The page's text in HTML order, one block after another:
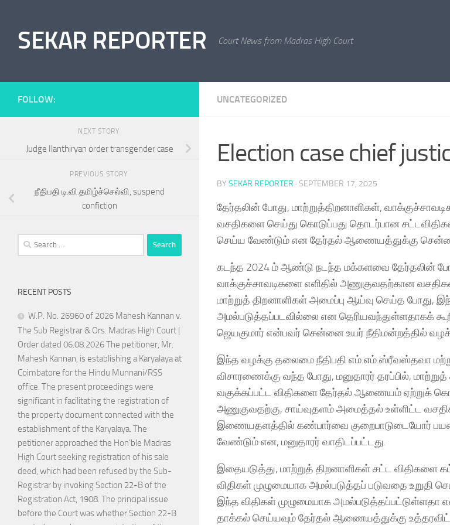
SEKAR REPORTER Court News from Madras High Court
UNCATEGORIZED
Election case chief
BY SEKAR REPORTER · SEPTEMBER 17, 2025
தேர்தலின் போது, மாற்றுத்திறனாளிகள்,
வசதிகளை செய்து கொடுப்பது தொடர்பான
செய்ய வேண்டும் என தேர்தல் ஆணையத்துக்கு சென்னை
கடந்த 2024 ம் ஆண்டு நடந்த மக்களவை தேர்தலின்
வாக்குச்சாவடிகளை எளிதில் அணுகுவதற்கான
மாற்றுத் திறனாளிகள் அமைப்பு ஆய்வு செய்த போது,
அமல்படுத்தப்படவில்லை என தெரியவந்துள்ளதாகக்
ஜெயகுமார் என்பவர் சென்னை உயர் நீதிமன்றத்தில்
இந்த வழக்கு தலைமை நீதிபதி எம்.எம்.ஸ்ரீவஸ்தவா
விசாரணைக்கு வந்த போது, மனுதாரர் தரப்பில்,
வகுக்கப்பட்ட விதிகளை தேர்தல் ஆணையம் ஏற்றுக்
அணுகுவதற்கு, சாய்வுதளம் அமைத்தல் உள்ளிட்ட
இணையதளத்தில் கண்பார்வை குறைபாடுடையோர்
வேண்டும் என, மனுதாரர் வாதிடப்பட்டது.
இதையடுத்து, மாற்றுத் திறனாளிகள் சட்ட
விதிகள் முழுமையாக அமல்படுத்தப் படுவதை உறுதி
இந்த விதிகள் முழுமையாக அமல்படுத்தப்பட்டுள்ளதா
தாக்கல் செய்யவும் தேர்தல் ஆணையத்துக்கு
FOLLOW:
NEXT STORY
Judge Ilanthiryan order transgender case
PREVIOUS STORY
நீதிபதி டி.வி.தமிழ்ச்செல்வி, suspend
confiction
Search
for:
RECENT POSTS
W.P. No. 26960 of 2026 Mahesh Kannan v.
The Sub Registrar & Ors. Madras High Court |
Order dated 06.08.2026 The petitioner, Mr.
Mahesh Kannan, is establishing a Karyalaya at
Coimbatore for the Hindu Munnani/RSS
office. The present proceedings were
significant in facilitating the registration of
the property document connected with the
establishment of the Karyalaya. The
petitioner approached the Hon’ble Madras
High Court seeking registration of his sale
deed, which had been refused by the Sub-
Registrar by invoking Section 22-B of the
Registration Act, 1908. The principal issue
before the Court was whether Section 22-B